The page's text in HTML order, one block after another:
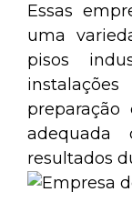
Essas
uma
pisos
adequada
resultados